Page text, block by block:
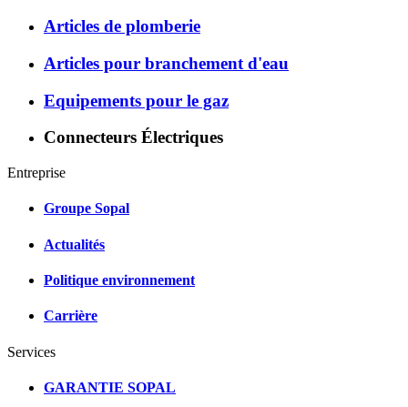
Articles de plomberie
Articles pour branchement d'eau
Equipements pour le gaz
Connecteurs Électriques
Entreprise
Groupe Sopal
Actualités
Politique environnement
Carrière
Services
GARANTIE SOPAL